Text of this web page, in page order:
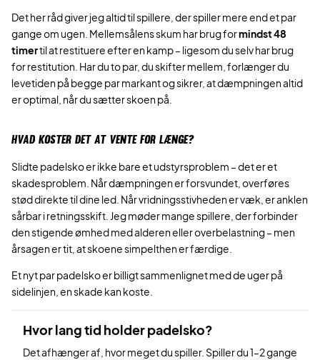
Det her råd giver jeg altid til spillere, der spiller mere end et par
gange om ugen. Mellemsålens skum har brug formindst 48
timertil at restituere efter en kamp – ligesom du selv har brug
for restitution. Har du to par, du skifter mellem, forlænger du
levetiden på begge par markant og sikrer, at dæmpningen altid
er optimal, når du sætter skoen på.
HVAD KOSTER DET AT VENTE FOR LÆNGE?
Slidte padelsko er ikke bare et udstyrsproblem – det er et
skadesproblem. Når dæmpningen er forsvundet, overføres
stød direkte til dine led. Når vridningsstivheden er væk, er anklen
sårbar i retningsskift. Jeg møder mange spillere, der forbinder
den stigende ømhed med alderen eller overbelastning – men
årsagen er tit, at skoene simpelthen er færdige.
Et nyt par padelsko er billigt sammenlignet med de uger på
sidelinjen, en skade kan koste.
Hvor lang tid holder padelsko?
Det afhænger af, hvor meget du spiller. Spiller du 1–2 gange